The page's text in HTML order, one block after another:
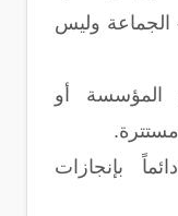
الجماعة وليس
المؤسسة أو
مستترة.
بإنجازات